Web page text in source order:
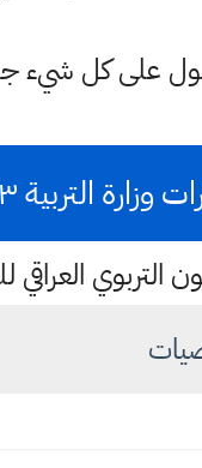
على كل شيء
التربية ٢٠٢٣
العراقي